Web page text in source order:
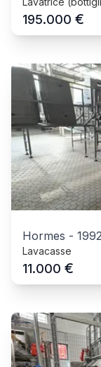
195.000 €
Hormes - 1992
Lavacasse
11.000 €